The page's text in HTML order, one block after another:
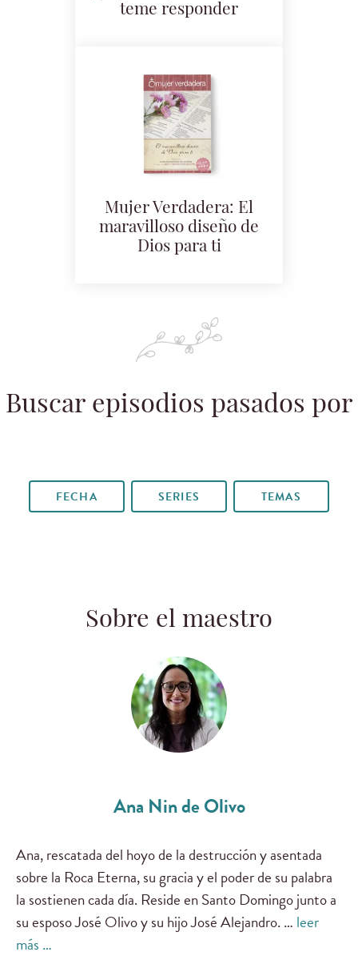
teme responder
Mujer Verdadera: El
maravilloso diseño de
Dios para ti
Buscar episodios pasados por
FECHA SERIES TEMAS
Sobre el maestro
Ana Nin de Olivo
Ana, rescatada del hoyo de la destrucción y asentada
sobre la Roca Eterna, su gracia y el poder de su palabra
la sostienen cada día. Reside en Santo Domingo junto a
su esposo José Olivo y su hijo José Alejandro. … leer
más …